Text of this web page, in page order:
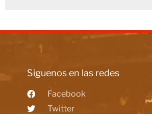
Siguenos en las redes
Facebook
Twitter